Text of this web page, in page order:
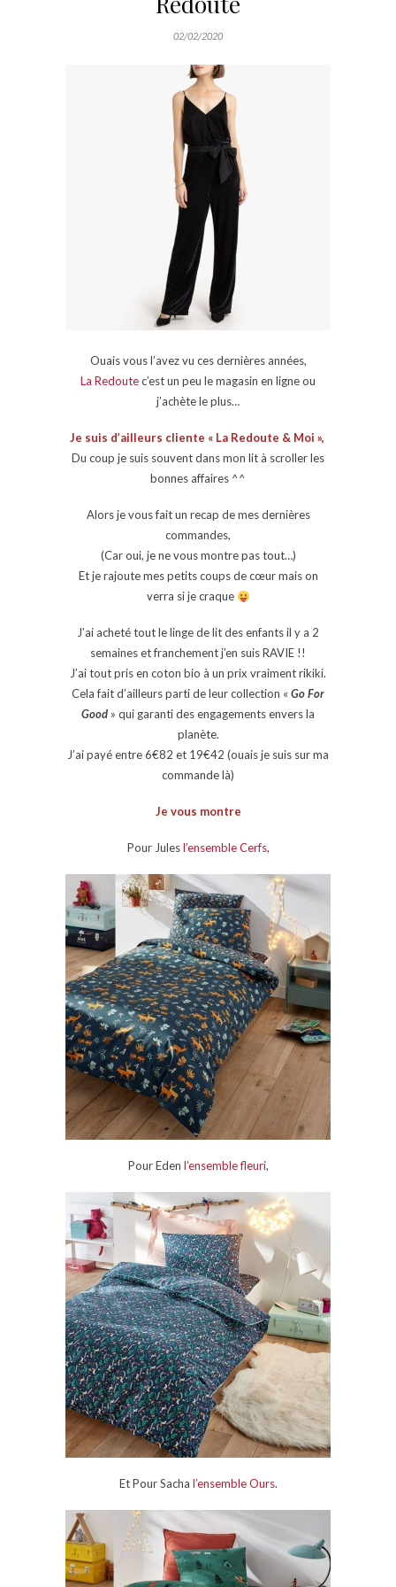
02/02/2020
Ouais vous l’avez vu ces dernières années,
La Redoutec’est un peu le magasin en ligne ou
j’achète le plus…
Je suis d’ailleurs cliente « La Redoute & Moi »,
Du coup je suis souvent dans mon lit à scroller les
bonnes affaires ^^
Alors je vous fait un recap de mes dernières
commandes,
(Car oui, je ne vous montre pas tout…)
Et je rajoute mes petits coups de cœur mais on
verra si je craque
J’ai acheté tout le linge de lit des enfants il y a 2
semaines et franchement j’en suis RAVIE !!
J’ai tout pris en coton bio à un prix vraiment rikiki.
Cela fait d’ailleurs parti de leur collection « Go For
Good » qui garanti des engagements envers la
planète.
J’ai payé entre 6€82 et 19€42 (ouais je suis sur ma
commande là)
Je vous montre
Pour Julesl’ensemble Cerfs,
Pour Eden l’ensemble fleuri,
Et Pour Sacha l’ensemble Ours.